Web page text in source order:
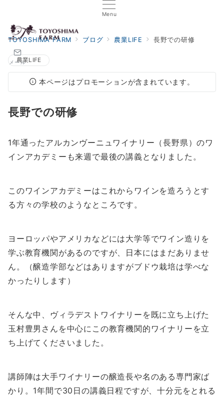
Menu
メール
TOYOSHIMA FARM ブログ 農業LIFE 長野での研修
農業LIFE
本ページはプロモーションが含まれています。
長野での研修
1年通ったアルカンヴーニュワイナリー（長野県）のワ
インアカデミーも来週で最後の講義となりました。
このワインアカデミーはこれからワインを造ろうとす
る方々の学校のようなところです。
ヨーロッパやアメリカなどには大学等でワイン造りを
学ぶ教育機関があるのですが、日本にはまだありませ
ん。（醸造学部などはありますがブドウ栽培は学べな
かったりします）
そんな中、ヴィラデストワイナリーを既に立ち上げた
玉村豊男さんを中心にこの教育機関的ワイナリーを立
ち上げてくださいました。
講師陣は大手ワイナリーの醸造長や名のある専門家ば
かり。1年間で30日の講義日程ですが、十分元をとれる